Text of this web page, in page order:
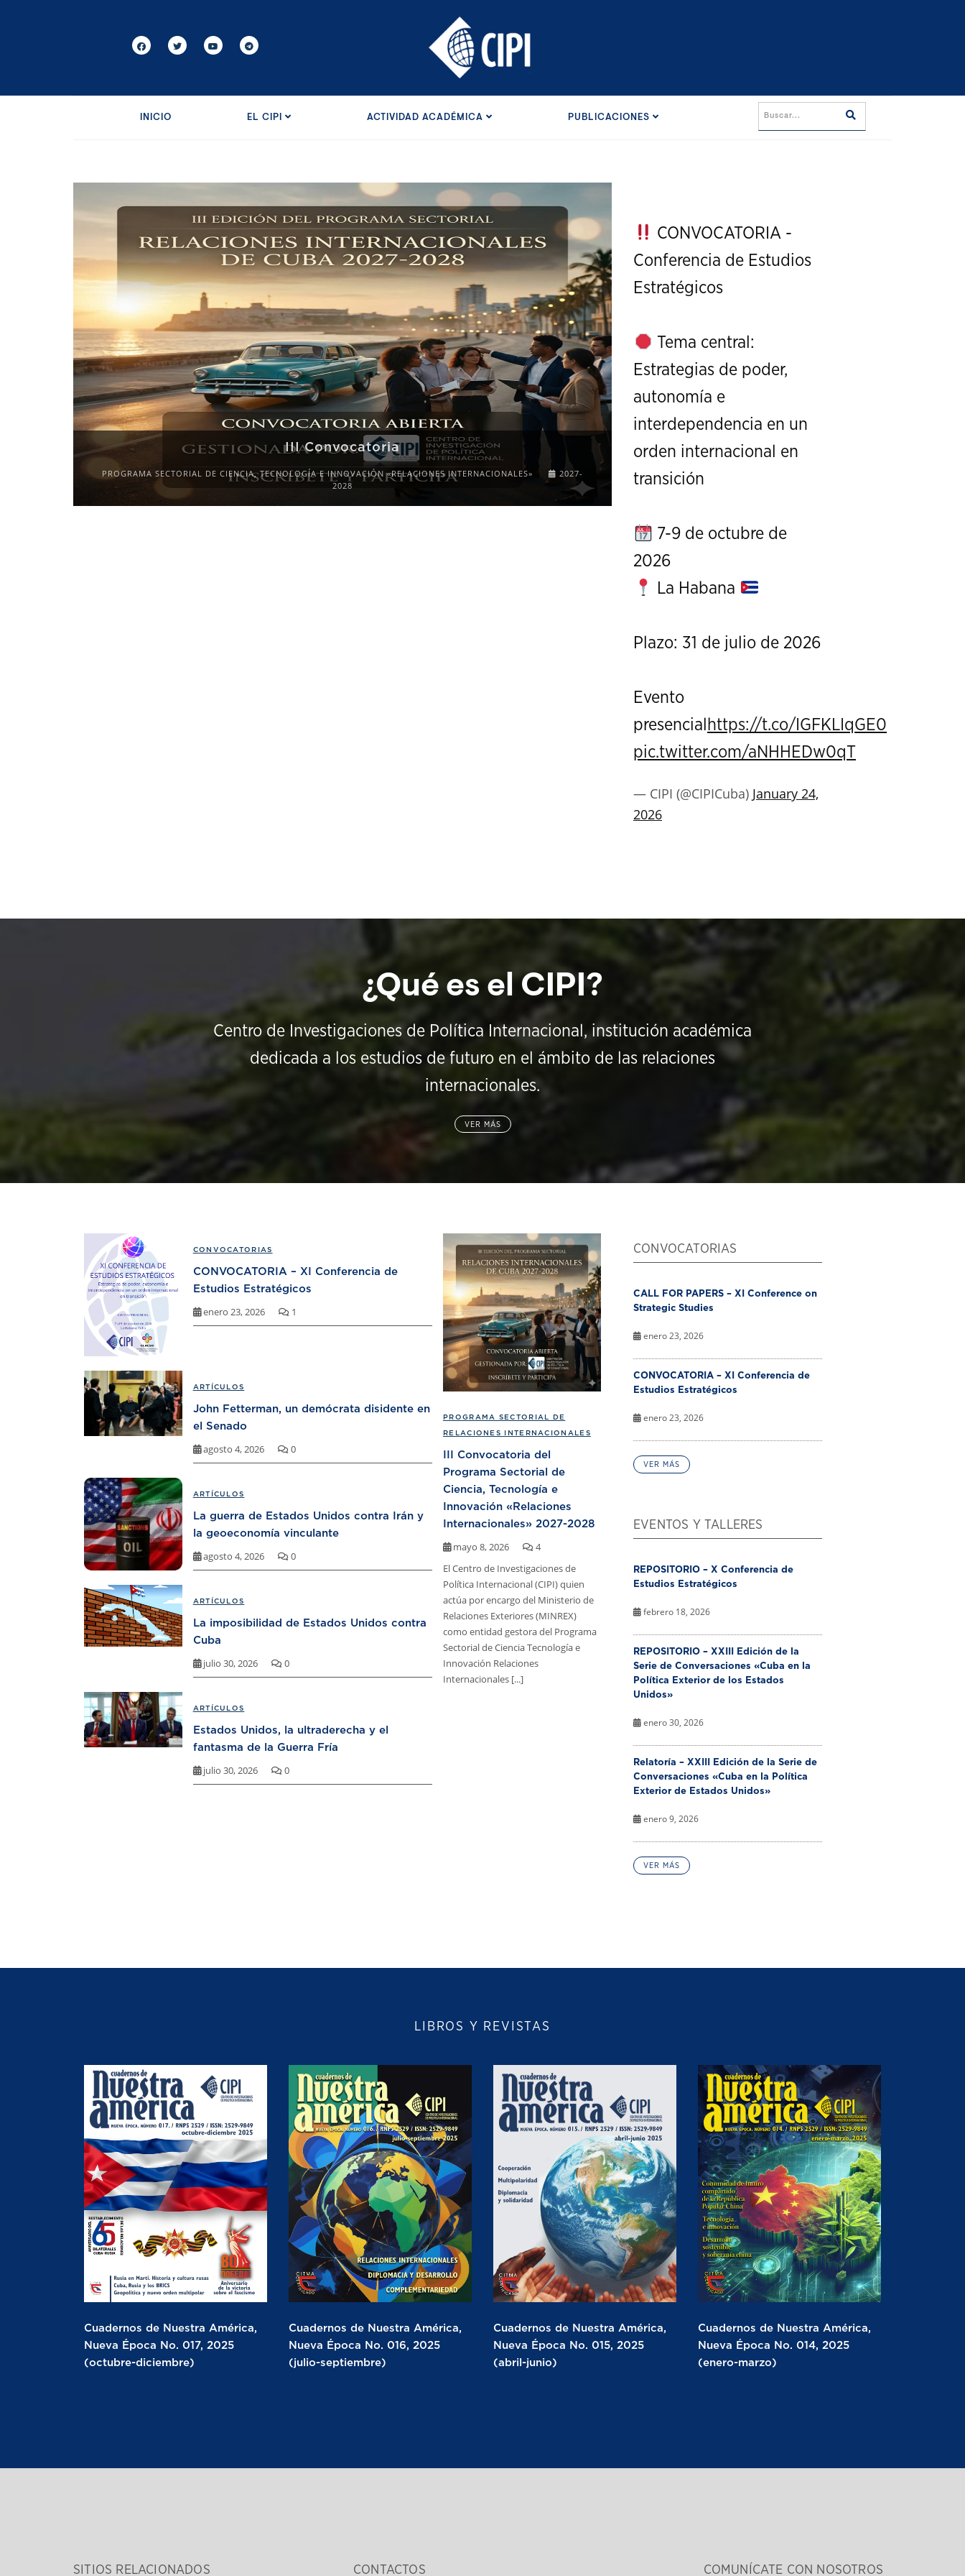
INICIO EL CIPI ACTIVIDAD ACADÉMICA PUBLICACIONES
III Convocatoria
PROGRAMA SECTORIAL DE CIENCIA, TECNOLOGÍA E INNOVACIÓN «RELACIONES INTERNACIONALES»
2027-
2028
XI Conference on Strategic
CONVOCATORIA -
Conferencia de Estudios
Estratégicos
Tema central:
Estrategias de poder,
autonomía e
interdependencia en un
orden internacional en
transición
7-9 de octubre de
2026
La Habana
Plazo: 31 de julio de 2026
Evento
presencial https://t.co/IGFKLIqGE0
pic.twitter.com/aNHHEDw0qT
— CIPI (@CIPICuba) January 24,
2026
¿Qué es el CIPI?
Centro de Investigaciones de Política Internacional, institución académica
dedicada a los estudios de futuro en el ámbito de las relaciones
internacionales.
VER MÁS
PROGRAMA SECTORIAL DE
RELACIONES INTERNACIONALES
III Convocatoria del
Programa Sectorial de
Ciencia, Tecnología e
Innovación «Relaciones
Internacionales» 2027-2028
mayo 8, 2026
4
El Centro de Investigaciones de
Política Internacional (CIPI) quien
actúa por encargo del Ministerio de
Relaciones Exteriores (MINREX)
como entidad gestora del Programa
Sectorial de Ciencia Tecnología e
Innovación Relaciones
Internacionales [...]
CONVOCATORIAS
CONVOCATORIA – XI Conferencia de
Estudios Estratégicos
enero 23, 2026 1
ARTÍCULOS
John Fetterman, un demócrata disidente en
el Senado
agosto 4, 2026 0
ARTÍCULOS
La guerra de Estados Unidos contra Irán y
la geoeconomía vinculante
agosto 4, 2026 0
ARTÍCULOS
La imposibilidad de Estados Unidos contra
Cuba
julio 30, 2026 0
ARTÍCULOS
Estados Unidos, la ultraderecha y el
fantasma de la Guerra Fría
julio 30, 2026 0
CONVOCATORIAS
CALL FOR PAPERS – XI Conference on
Strategic Studies
enero 23, 2026
CONVOCATORIA – XI Conferencia de
Estudios Estratégicos
enero 23, 2026
VER MÁS
EVENTOS Y TALLERES
REPOSITORIO – X Conferencia de
Estudios Estratégicos
febrero 18, 2026
REPOSITORIO – XXIII Edición de la
Serie de Conversaciones «Cuba en la
Política Exterior de los Estados
Unidos»
enero 30, 2026
Relatoría – XXIII Edición de la Serie de
Conversaciones «Cuba en la Política
Exterior de Estados Unidos»
enero 9, 2026
VER MÁS
LIBROS Y REVISTAS
Cuadernos de Nuestra América,
Nueva Época No. 017, 2025
(octubre-diciembre)
Cuadernos de Nuestra América,
Nueva Época No. 016, 2025
(julio-septiembre)
Cuadernos de Nuestra América,
Nueva Época No. 015, 2025
(abril-junio)
Cuadernos de Nuestra América,
Nueva Época No. 014, 2025
(enero-marzo)
SITIOS RELACIONADOS CONTACTOS COMUNÍCATE CON NOSOTROS